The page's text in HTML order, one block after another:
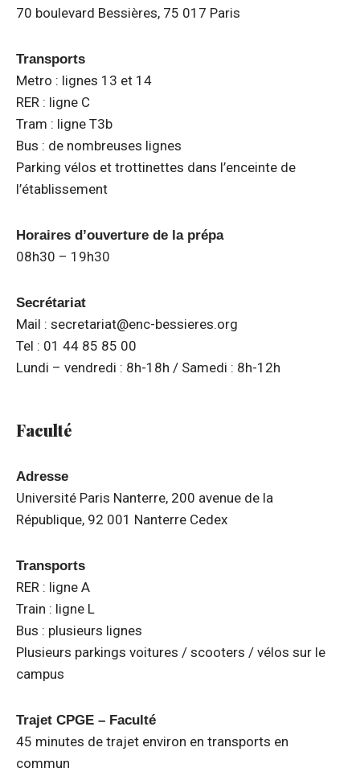
70 boulevard Bessières, 75 017 Paris
Transports
Metro : lignes 13 et 14
RER : ligne C
Tram : ligne T3b
Bus : de nombreuses lignes
Parking vélos et trottinettes dans l’enceinte de
l’établissement
Horaires d’ouverture de la prépa
08h30 – 19h30
Secrétariat
Mail : secretariat@enc-bessieres.org
Tel : 01 44 85 85 00
Lundi – vendredi : 8h-18h / Samedi : 8h-12h
Faculté
Adresse
Université Paris Nanterre, 200 avenue de la
République, 92 001 Nanterre Cedex
Transports
RER : ligne A
Train : ligne L
Bus : plusieurs lignes
Plusieurs parkings voitures / scooters / vélos sur le
campus
Trajet CPGE – Faculté
45 minutes de trajet environ en transports en
commun